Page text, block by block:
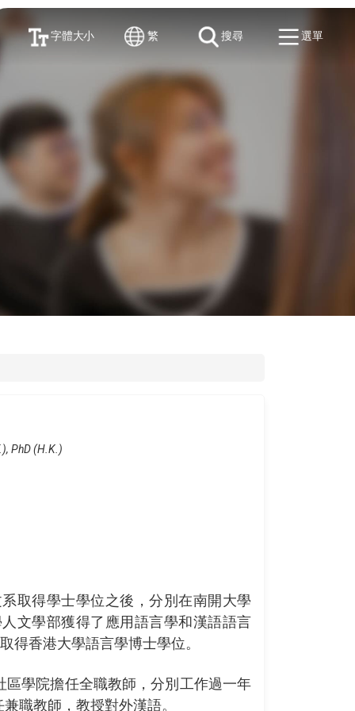
字體大小 繁 搜尋 選單
PhD (H.K.)
取得學士學位之後，分別在南開大學
文學部獲得了應用語言學和漢語語言
得香港大學語言學博士學位。
學院擔任全職教師，分別工作過一年
職教師，教授對外漢語。